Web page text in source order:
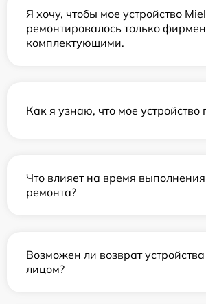
Я хочу, чтобы мое устройство
ремонтировалось только
комплектующими.
Как я узнаю, что мое устройство
Что влияет на время выполнения
ремонта?
Возможен ли возврат
лицом?